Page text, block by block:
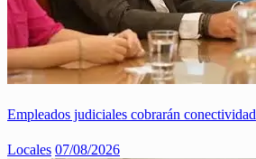
Empleados judiciales cobrarán conectividad
Locales 07/08/2026